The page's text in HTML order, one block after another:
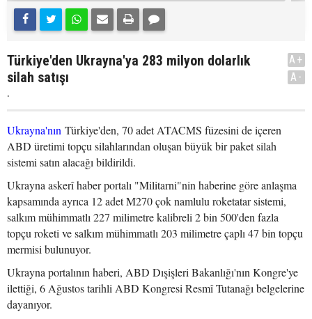
Türkiye'den Ukrayna'ya 283 milyon dolarlık
silah satışı
.
A+
A-
Ukrayna'nın Türkiye'den, 70 adet ATACMS füzesini de içeren
ABD üretimi topçu silahlarından oluşan büyük bir paket silah
sistemi satın alacağı bildirildi.
Ukrayna askerî haber portalı "Militarni"nin haberine göre anlaşma
kapsamında ayrıca 12 adet M270 çok namlulu roketatar sistemi,
salkım mühimmatlı 227 milimetre kalibreli 2 bin 500'den fazla
topçu roketi ve salkım mühimmatlı 203 milimetre çaplı 47 bin topçu
mermisi bulunuyor.
Ukrayna portalının haberi, ABD Dışişleri Bakanlığı'nın Kongre'ye
ilettiği, 6 Ağustos tarihli ABD Kongresi Resmî Tutanağı belgelerine
dayanıyor.